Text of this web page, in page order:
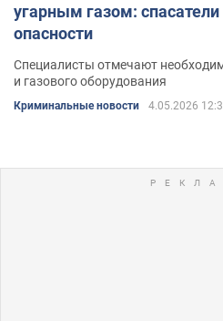
угарным газом:
опасности
Специалисты отмечают
и газового оборудования
Криминальные новости 4.05.2026